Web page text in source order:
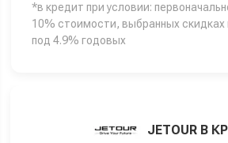
*в кредит при условии:
10% стоимости, выбранных скидках
под 4.9% годовых
JETOUR В